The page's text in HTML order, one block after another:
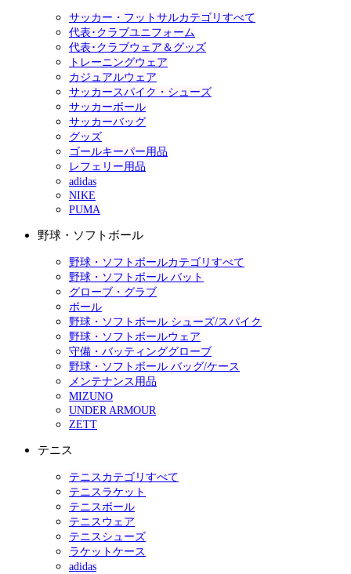
サッカー・フットサルカテゴリすべて
代表･クラブユニフォーム
代表･クラブウェア＆グッズ
トレーニングウェア
カジュアルウェア
サッカースパイク・シューズ
サッカーボール
サッカーバッグ
グッズ
ゴールキーパー用品
レフェリー用品
adidas
NIKE
PUMA
野球・ソフトボール
野球・ソフトボールカテゴリすべて
野球・ソフトボール バット
グローブ・グラブ
ボール
野球・ソフトボール シューズ/スパイク
野球・ソフトボールウェア
守備・バッティンググローブ
野球・ソフトボール バッグ/ケース
メンテナンス用品
MIZUNO
UNDER ARMOUR
ZETT
テニス
テニスカテゴリすべて
テニスラケット
テニスボール
テニスウェア
テニスシューズ
ラケットケース
adidas